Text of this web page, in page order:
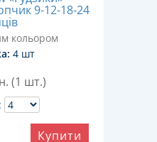
9-12-18-24
кольором
4 шт
(1 шт.)
Купити